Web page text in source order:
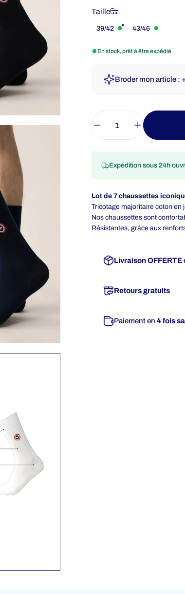
Taille
Taille
39/42 43/46
En stock, prêt à être expédié
Broder mon article :
Quantité
Expédition sous 24h
Lot de 7 chaussettes
Tricotage majoritaire coton en
Nos chaussettes sont
Résistantes, grâce aux
Livraison OFFERTE
Retours gratuits
Paiement en 4 fois